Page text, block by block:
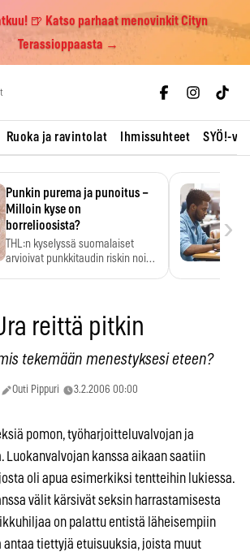
🍺 Katso parhaat menovinkit Cityn
Terassioppaasta →
Ruoka ja ravintolat Ihmissuhteet SYÖ!-
Punkin purema ja punoitus –
Milloin kyse on
borrelioosista?
THL:n kyselyssä suomalaiset
arvioivat punkkitaudin riskin noin
›
reittä pitkin
tekemään menestyksesi eteen?
Outi Pippuri 3.2.2006 00:00
pomon, työharjoitteluvalvojan ja
Luokanvalvojan kanssa aikaan saatiin
oli apua esimerkiksi tentteihin lukiessa.
välit kärsivät seksin harrastamisesta
on palattu entistä läheisempiin
antaa tiettyjä etuisuuksia, joista muut